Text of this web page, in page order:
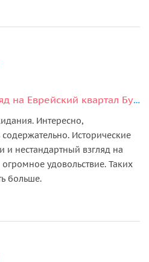
Стрит-арт и новый взгляд на Еврейский квартал Будапешта
Интересно,
Исторические
нестандартный взгляд на
удовольствие. Таких
больше.